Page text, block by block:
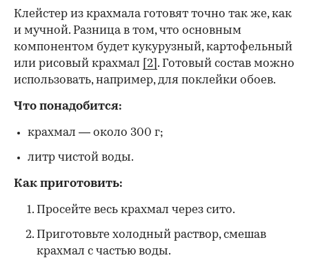
Клейстер из крахмала готовят точно так же, как
и мучной. Разница в том, что основным
компонентом будет кукурузный, картофельный
или рисовый крахмал
[2] . Готовый состав можно
использовать, например, для поклейки обоев.
Что понадобится:
крахмал — около 300 г;
литр чистой воды.
Как приготовить:
Просейте весь крахмал через сито.
Приготовьте холодный раствор, смешав
крахмал с частью воды.